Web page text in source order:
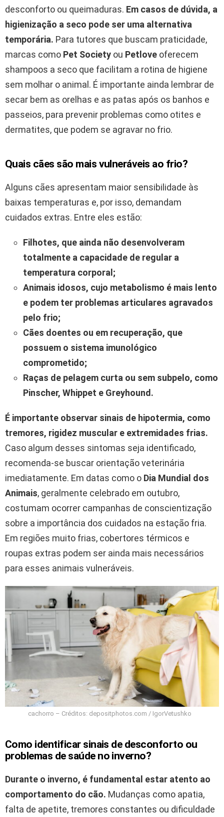
desconforto ou queimaduras. Em casos de dúvida, a
higienização a seco pode ser uma alternativa
temporária. Para tutores que buscam praticidade,
marcas como Pet Society ou Petlove oferecem
shampoos a seco que facilitam a rotina de higiene
sem molhar o animal. É importante ainda lembrar de
secar bem as orelhas e as patas após os banhos e
passeios, para prevenir problemas como otites e
dermatites, que podem se agravar no frio.
Quais cães são mais vulneráveis ao frio?
Alguns cães apresentam maior sensibilidade às
baixas temperaturas e, por isso, demandam
cuidados extras. Entre eles estão:
Filhotes, que ainda não desenvolveram
totalmente a capacidade de regular a
temperatura corporal;
Animais idosos, cujo metabolismo é mais lento
e podem ter problemas articulares agravados
pelo frio;
Cães doentes ou em recuperação, que
possuem o sistema imunológico
comprometido;
Raças de pelagem curta ou sem subpelo, como
Pinscher, Whippet e Greyhound.
É importante observar sinais de hipotermia, como
tremores, rigidez muscular e extremidades frias.
Caso algum desses sintomas seja identificado,
recomenda-se buscar orientação veterinária
imediatamente. Em datas como o Dia Mundial dos
Animais, geralmente celebrado em outubro,
costumam ocorrer campanhas de conscientização
sobre a importância dos cuidados na estação fria.
Em regiões muito frias, cobertores térmicos e
roupas extras podem ser ainda mais necessários
para esses animais vulneráveis.
cachorro – Créditos: depositphotos.com / IgorVetushko
Como identificar sinais de desconforto ou
problemas de saúde no inverno?
Durante o inverno, é fundamental estar atento ao
comportamento do cão. Mudanças como apatia,
falta de apetite, tremores constantes ou dificuldade